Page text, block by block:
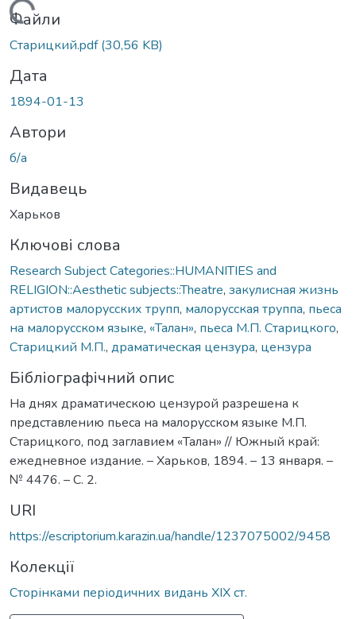
Вантажиться...
Файли
Старицкий.pdf(30,56 KB)
Дата
1894-01-13
Автори
б/а
Видавець
Харьков
Ключові слова
Research Subject Categories::HUMANITIES and
RELIGION::Aesthetic subjects::Theatre, закулисная жизнь
артистов малорусских трупп, малорусская труппа, пьеса
на малорусском языке, «Талан», пьеса М.П. Старицкого,
Старицкий М.П., драматическая цензура, цензура
Бібліографічний опис
На днях драматическою цензурой разрешена к
представлению пьеса на малорусском языке М.П.
Старицкого, под заглавием «Талан» // Южный край:
ежедневное издание. – Харьков, 1894. – 13 января. –
№ 4476. – С. 2.
URI
https://escriptorium.karazin.ua/handle/1237075002/9458
Колекції
Сторінками періодичних видань ХІХ ст.